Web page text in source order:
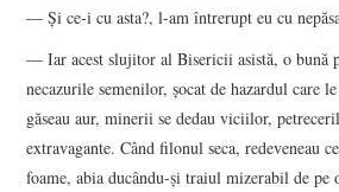
― Şi ce-i cu asta?, l-am întrerupt eu cu
― Iar acest slujitor al Bisericii asistă, o bună
necazurile semenilor, şocat de hazardul care
găseau aur, minerii se dedau viciilor,
extravagante. Când filonul seca, redeveneau
foame, abia ducându-şi traiul mizerabil de pe